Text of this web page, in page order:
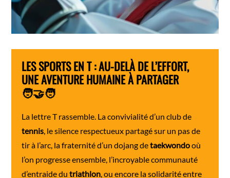
LES SPORTS EN T : AU-DELÀ DE L’EFFORT,
UNE AVENTURE HUMAINE À PARTAGER
🧑‍🤝‍🧑
La lettre T rassemble. La convivialité d’un club de
tennis, le silence respectueux partagé sur un pas de
tir à l’arc, la fraternité d’un dojang detaekwondooù
l’on progresse ensemble, l’incroyable communauté
d’entraide dutriathlon, ou encore la solidarité entre